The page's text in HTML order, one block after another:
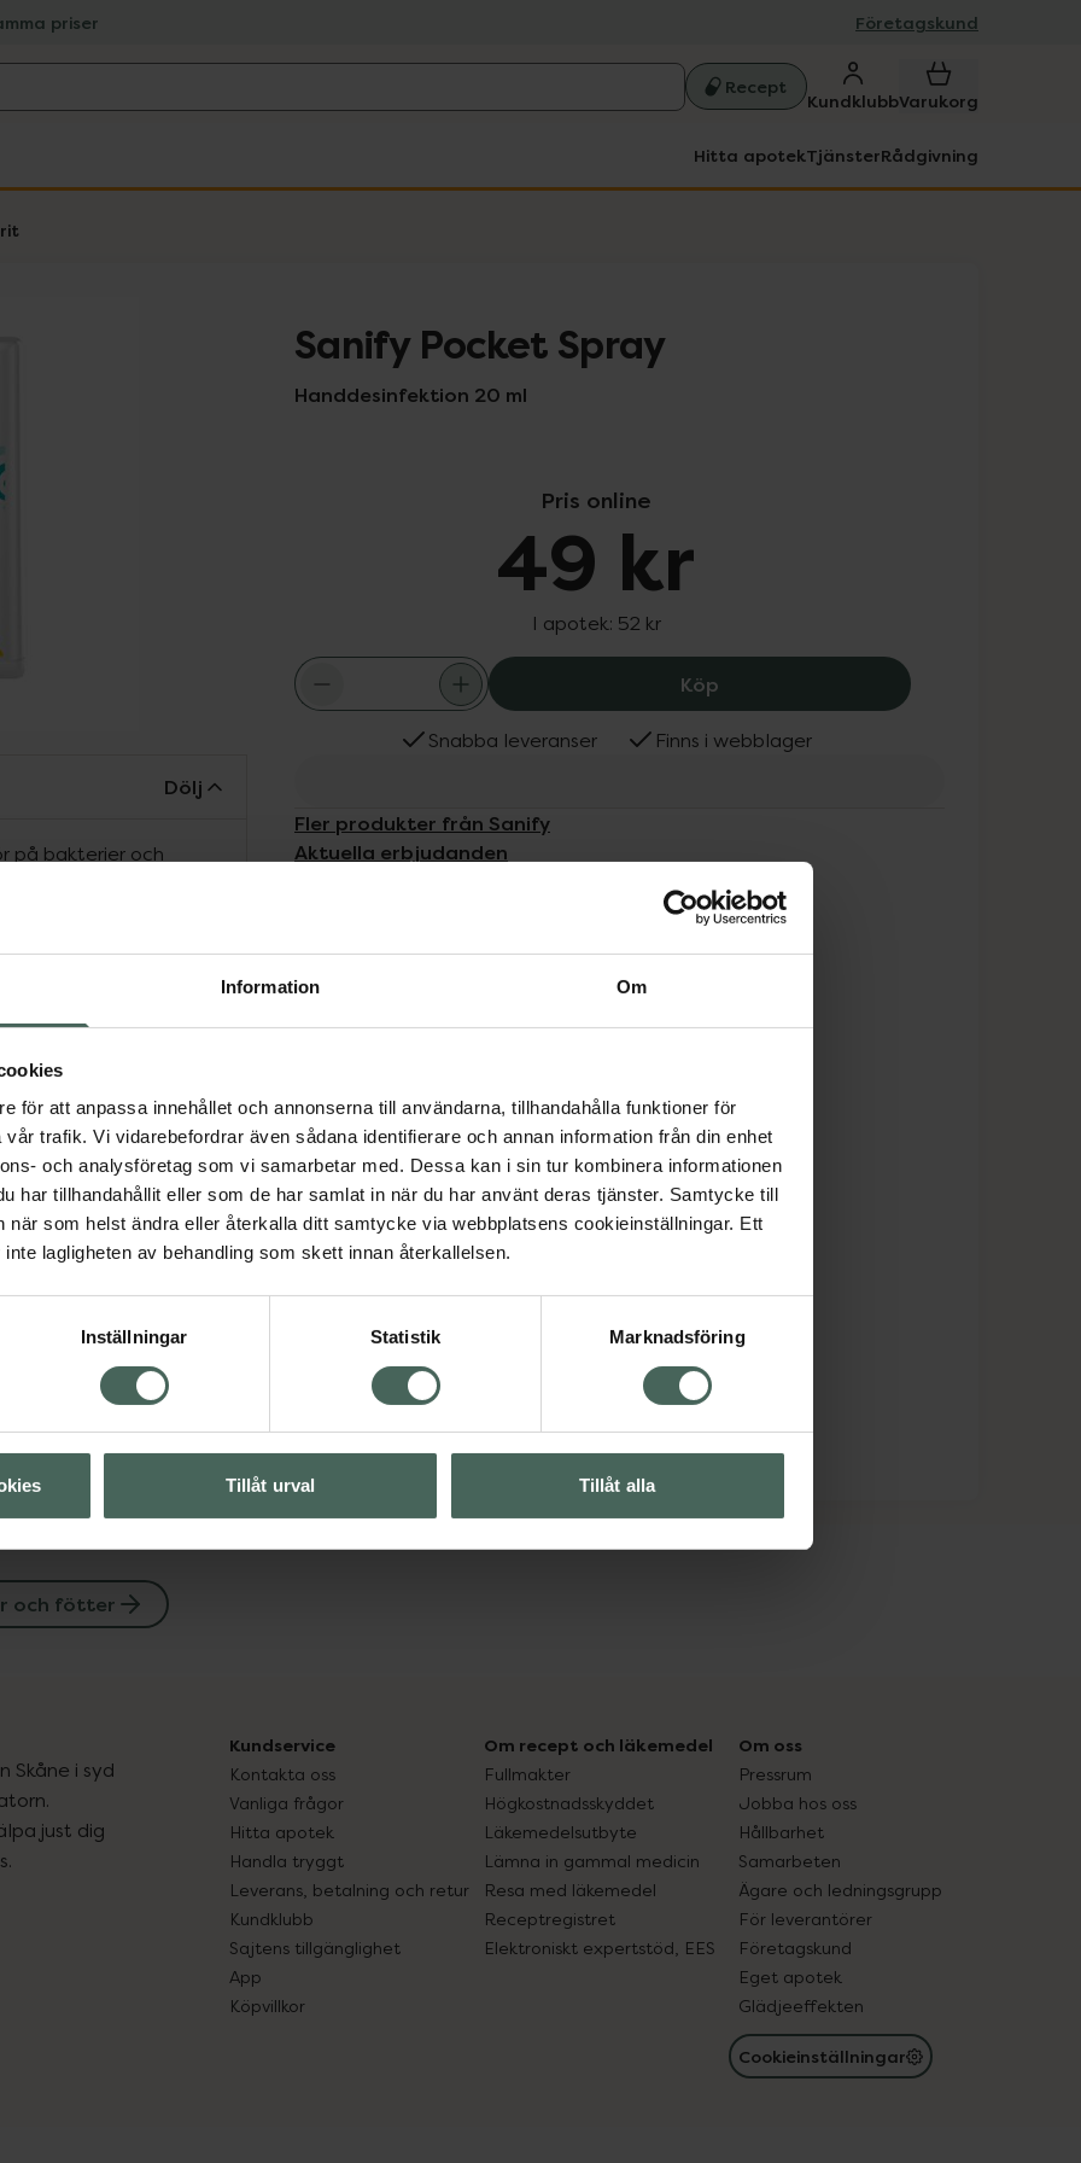
Information Om
för att anpassa innehållet och annonserna till användarna, tillhandahålla funktioner för
trafik. Vi vidarebefordrar även sådana identifierare och annan information från din enhet
och analysföretag som vi samarbetar med. Dessa kan i sin tur kombinera informationen
har tillhandahållit eller som de har samlat in när du har använt deras tjänster. Samtycke till
när som helst ändra eller återkalla ditt samtycke via webbplatsens cookieinställningar. Ett
lagligheten av behandling som skett innan återkallelsen.
Inställningar Statistik Marknadsföring
Tillåt urval Tillåt alla
priser Företagskund
Recept
KundklubbVarukorg
Hitta apotekTjänsterRådgivning
Sanify Pocket Spray
Handdesinfektion 20 ml
Pris online
49 kr
I apotek: 52 kr
Köp Sanify Pocket Spray, 49 kr.
Snabba leveranser Finns i webblager
Fler produkter från Sanify
Aktuella erbjudanden
Dölj
på bakterier och
en miljö som
effekt både våt och
av god
testad.
Visa
Visa
och fötter
Skåne i syd
just dig
Kundservice
Kontakta oss
Vanliga frågor
Hitta apotek
Handla tryggt
Leverans, betalning och retur
Kundklubb
Sajtens tillgänglighet
App
Köpvillkor
Om recept och läkemedel
Fullmakter
Högkostnadsskyddet
Läkemedelsutbyte
Lämna in gammal medicin
Resa med läkemedel
Receptregistret
Elektroniskt expertstöd, EES
Om oss
Pressrum
Jobba hos oss
Hållbarhet
Samarbeten
Ägare och ledningsgrupp
För leverantörer
Företagskund
Eget apotek
Glädjeeffekten
Cookieinställningar